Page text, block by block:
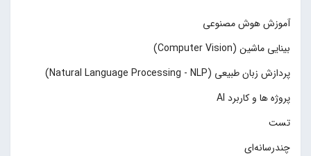
آموزش هوش مصنوعی
بینایی ماشین (Computer Vision)
پردازش زبان طبیعی (Natural Language Processing - NLP)
پروژه ها و کاربرد AI
تست
چند‌‌رسانه‌ای